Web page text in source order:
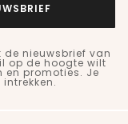
nieuwsbrief van
op de hoogte wilt
en promoties. Je